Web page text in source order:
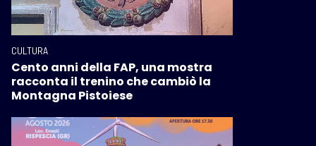
CULTURA
Cento anni della FAP, una mostra
racconta il trenino che cambiò la
Montagna Pistoiese